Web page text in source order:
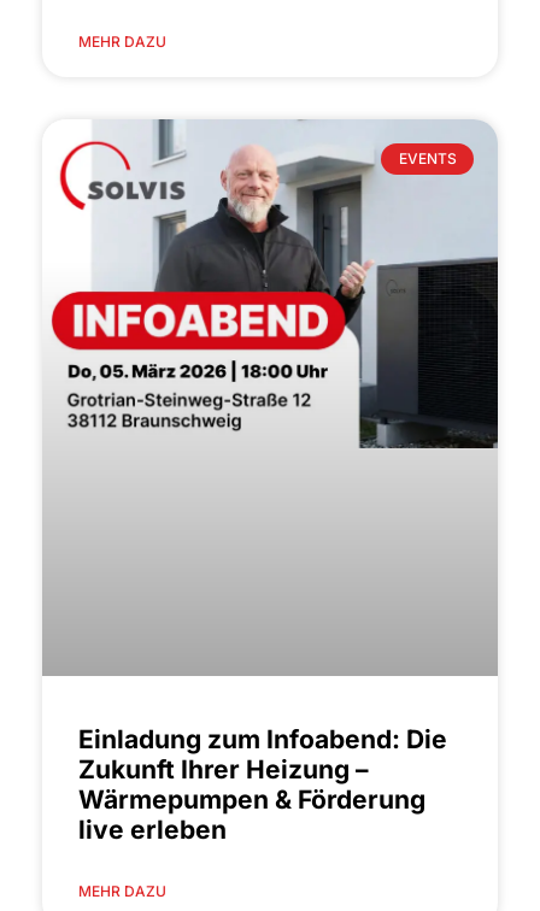
MEHR DAZU
EVENTS
Einladung zum Infoabend: Die
Zukunft Ihrer Heizung –
Wärmepumpen & Förderung
live erleben
MEHR DAZU